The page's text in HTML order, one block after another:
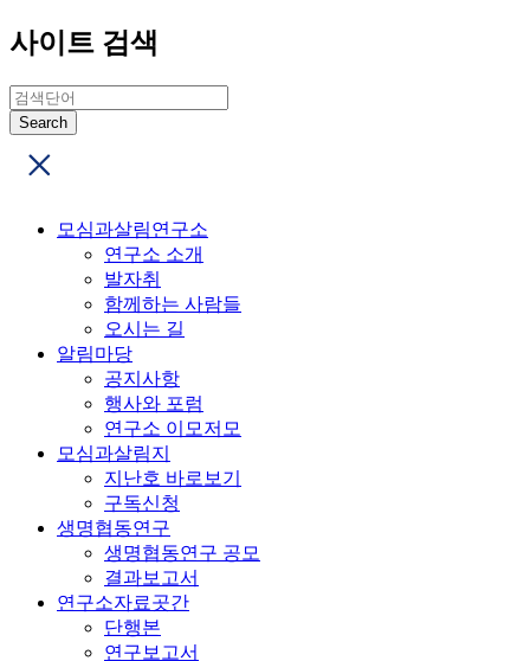
사이트 검색
모심과살림연구소
연구소 소개
발자취
함께하는 사람들
오시는 길
알림마당
공지사항
행사와 포럼
연구소 이모저모
모심과살림지
지난호 바로보기
구독신청
생명협동연구
생명협동연구 공모
결과보고서
연구소자료곳간
단행본
연구보고서